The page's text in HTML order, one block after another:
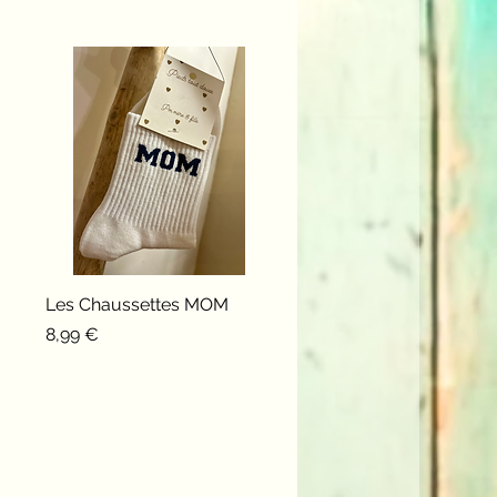
Aperçu rapide
Les Chaussettes MOM
Prix
8,99 €